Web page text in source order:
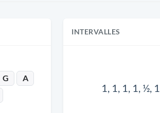
G
A
INTERVALLES
1, 1, 1, 1, ½, 1